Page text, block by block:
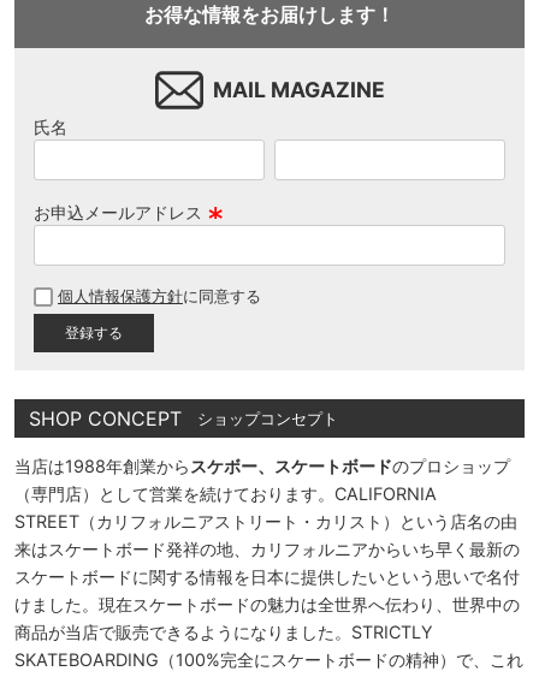
お得な情報をお届けします！
MAIL MAGAZINE
氏名
お申込メールアドレス
須
個人情報保護方針に同意する
SHOP CONCEPT ショップコンセプト
当店は1988年創業から スケボー、スケートボードのプロショップ
（専門店）として営業を続けております。CALIFORNIA
STREET（カリフォルニアストリート・カリスト）という店名の由
来はスケートボード発祥の地、カリフォルニアからいち早く最新の
スケートボードに関する情報を日本に提供したいという思いで名付
けました。現在スケートボードの魅力は全世界へ伝わり、世界中の
商品が当店で販売できるようになりました。STRICTLY
SKATEBOARDING（100%完全にスケートボードの精神）で、これ